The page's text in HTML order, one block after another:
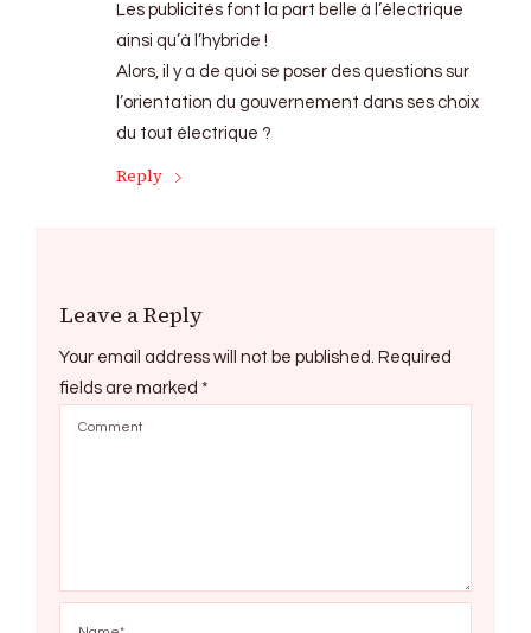
Les publicités font la part belle à l’électrique
ainsi qu’à l’hybride !
Alors, il y a de quoi se poser des questions sur
l’orientation du gouvernement dans ses choix
du tout électrique ?
Reply
Leave a Reply
Your email address will not be published. Required
fields are marked *